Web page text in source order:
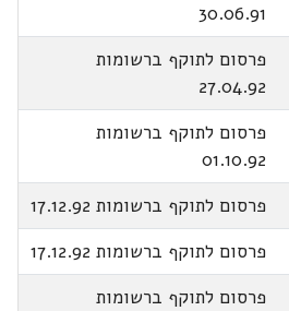
30.06.91
פרסום לתוקף ברשומות
27.04.92
פרסום לתוקף ברשומות
01.10.92
פרסום לתוקף ברשומות 17.12.92
פרסום לתוקף ברשומות 17.12.92
פרסום לתוקף ברשומות